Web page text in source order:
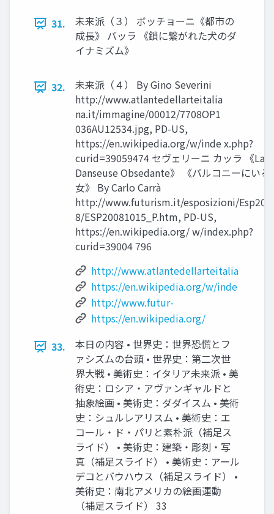
31.
未来派（３） ボッチョーニ《都市の
成⾧》 バッラ 《鎖に繋がれた犬のダ
イナミズム》
32.
未来派（４） By Gino Severini
http://www.atlantedellarteitalia
na.it/immagine/00012/7708OP1
036AU12534.jpg, PD-US,
https://en.wikipedia.org/w/inde x.php?
curid=39059474 セヴェリーニ カッラ 《La
Danseuse Obsedante》 《バルコニーにいる
女》 By Carlo Carrà
http://www.futurism.it/esposizioni/Esp200
8/ESP20081015_P.htm, PD-US,
https://en.wikipedia.org/ w/index.php?
curid=39004 796
http://www.atlantedellarteitalia
https://en.wikipedia.org/w/inde
http://www.futur-
https://en.wikipedia.org/
33.
本日の内容 • 世界史：世界恐慌とフ
ァシズムの台頭 • 世界史：第二次世
界大戦 • 美術史：イタリア未来派 • 美
術史：ロシア・アヴァンギャルドと
抽象絵画 • 美術史：ダダイスム • 美術
史：シュルレアリスム • 美術史：エ
コール・ド・パリと素朴派（補足ス
ライド） • 美術史：建築・彫刻・写
真（補足スライド） • 美術史：アール
デコとバウハウス（補足スライド） •
美術史：南北アメリカの絵画運動
（補足スライド） 33